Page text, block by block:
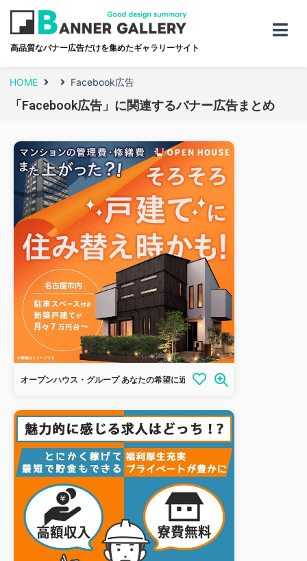
高品質なバナー広告だけを集めたギャラリーサイト
HOME Facebook広告
「Facebook広告」に関連するバナー広告まとめ
オープンハウス・グループ あなたの希望に近い物件がきっと見つかる